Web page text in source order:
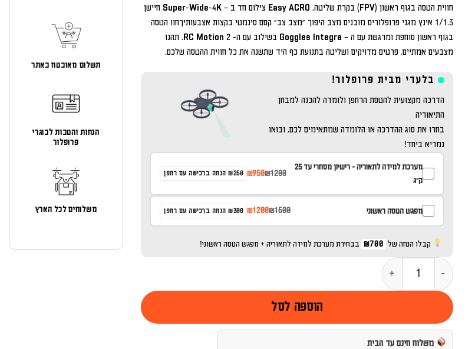
חווית הטסה בגוף ראשון (FPV) בקרת שליטה, Easy ACRO צילום חד ב – Super-Wide-4K חיישן
1/1.3 אינץ מגני פרופלורים מובנים מצב היפוך "מצב צב" קסם סינמטי בקצות אצבעותיךחוו הטסה
בגוף ראשון סוחפת ומרגשת עם ה – Goggles Integra בשילוב עם ה- RC Motion 2. תהנו
מצבעים אמתיים, פרטים מדויקים ושליטה בתנועת כף היד שתשנה את כל חווית ההטסה שלכם.
בלעדי מבית פרופלור!
הדרכה מקצועית להטסת הרחפן ולומדה להכנה למבחן
התיאוריה
בחרו את סוג ההדרכה או הלומדה שמתאימים לכם, ובואו
נמריא ביחד!
מערכת למידה לתאוריה - רישיון מסחרי עד 25
ק''ג
₪1200
₪950 ₪250 הנחה ברכישה עם רחפן
מפגש הטסה ראשוני ₪1500
₪1200 ₪300 הנחה ברכישה עם רחפן
קבלו הנחה של ₪700 בבחירת מערכת למידה לתאוריה + מפגש הטסה ראשוני!
כמות של באנדל Dji Avata 2 + Goggles Integra + RC Motion 2
הוספה לסל
משלוח חינם עד הבית
תשלום מאובטח באתר
הנחות והטבות לבוגרי
פרופלור
משלוחים לכל הארץ